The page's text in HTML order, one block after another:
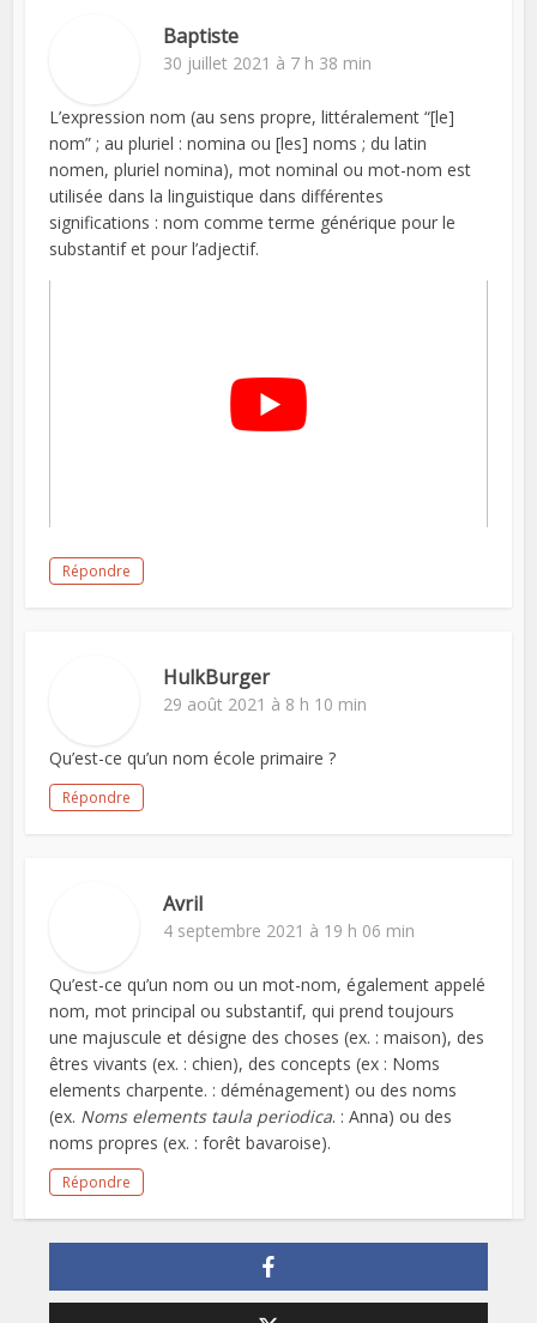
Baptiste
30 juillet 2021 à 7 h 38 min
L’expression nom (au sens propre, littéralement “[le]
nom” ; au pluriel : nomina ou [les] noms ; du latin
nomen, pluriel nomina), mot nominal ou mot-nom est
utilisée dans la linguistique dans différentes
significations : nom comme terme générique pour le
substantif et pour l’adjectif.
Répondre
HulkBurger
29 août 2021 à 8 h 10 min
Qu’est-ce qu’un nom école primaire ?
Répondre
Avril
4 septembre 2021 à 19 h 06 min
Qu’est-ce qu’un nom ou un mot-nom, également appelé
nom, mot principal ou substantif, qui prend toujours
une majuscule et désigne des choses (ex. : maison), des
êtres vivants (ex. : chien), des concepts (ex : Noms
elements charpente. : déménagement) ou des noms
(ex. Noms elements taula periodica. : Anna) ou des
noms propres (ex. : forêt bavaroise).
Répondre